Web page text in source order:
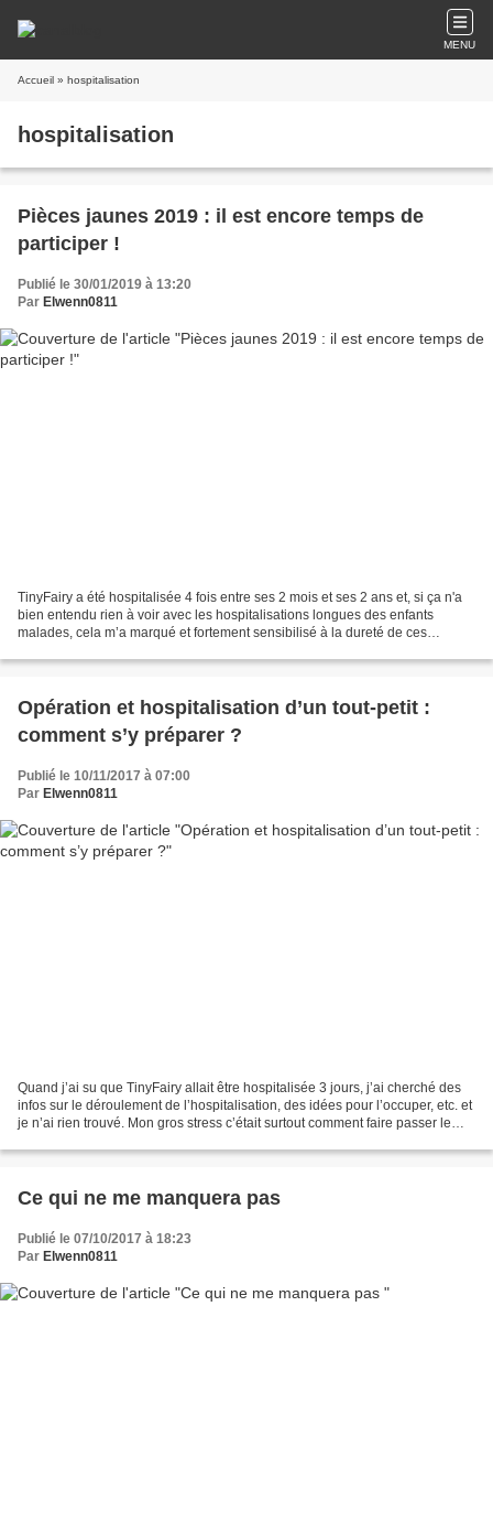
MENU
Accueil » hospitalisation
hospitalisation
Pièces jaunes 2019 : il est encore temps de
participer !
Publié le 30/01/2019 à 13:20
Par Elwenn0811
TinyFairy a été hospitalisée 4 fois entre ses 2 mois et ses 2 ans et, si ça n'a
bien entendu rien à voir avec les hospitalisations longues des enfants
malades, cela m’a marqué et fortement sensibilisé à la dureté de ces
Opération et hospitalisation d’un tout-petit :
comment s’y préparer ?
Publié le 10/11/2017 à 07:00
Par Elwenn0811
Quand j’ai su que TinyFairy allait être hospitalisée 3 jours, j’ai cherché des
infos sur le déroulement de l’hospitalisation, des idées pour l’occuper, etc. et
je n’ai rien trouvé. Mon gros stress c’était surtout comment faire passer le
Ce qui ne me manquera pas
Publié le 07/10/2017 à 18:23
Par Elwenn0811